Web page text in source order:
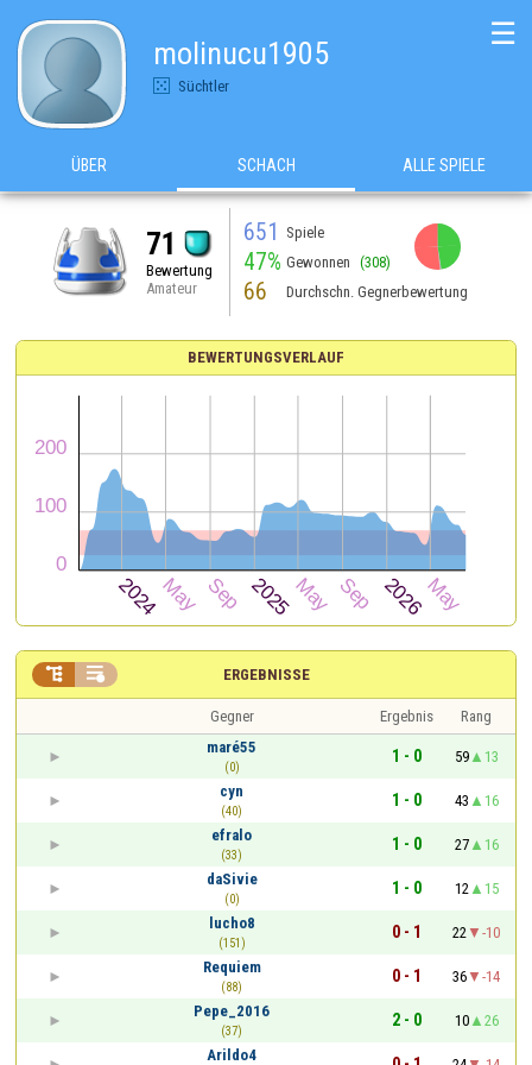
molinucu1905
Süchtler
☰
ÜBER SCHACH ALLE SPIELE
71
Bewertung
Amateur
651 Spiele
47% Gewonnen (308)
66 Durchschn. Gegnerbewertung
BEWERTUNGSVERLAUF
ERGEBNISSE
 
Gegner Ergebnis
Rang
maré55
(0)
1 - 0 59
13
cyn
(40)
1 - 0 43
16
efralo
(33)
1 - 0 27
16
daSivie
(0)
1 - 0 12
15
lucho8
(151)
0 - 1 22
-10
Requiem
(88)
0 - 1 36
-14
Pepe_2016
(37)
2 - 0 10
26
Arildo4